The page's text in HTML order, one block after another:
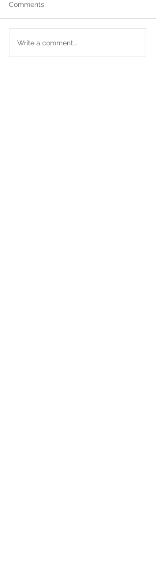
Comments
Write a comment...